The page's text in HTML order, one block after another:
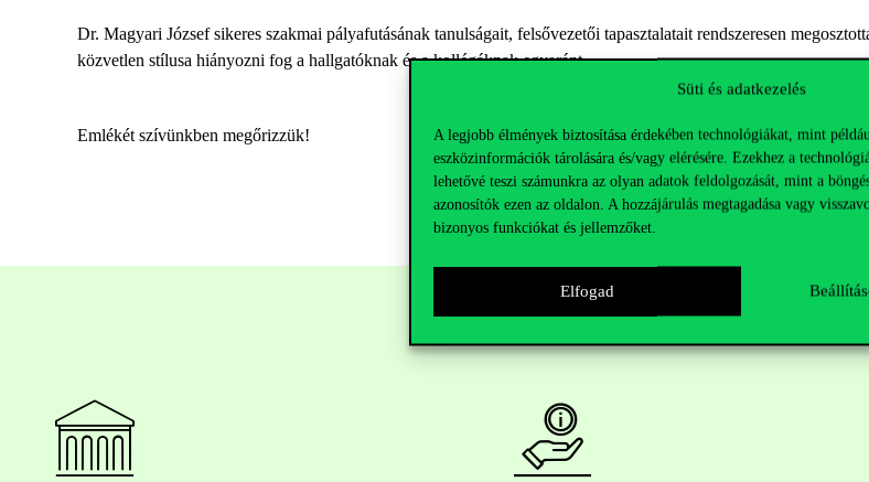
Süti és adatkezelés
A legjobb élmények biztosítása érdekében technológiákat, mint
eszközinformációk tárolására és/vagy elérésére. Ezekhez a
lehetővé teszi számunkra az olyan adatok feldolgozását, mint a
azonosítók ezen az oldalon. A hozzájárulás megtagadása vagy
bizonyos funkciókat és jellemzőket.
Elfogad
Dr. Magyari József sikeres szakmai pályafutásának tanulságait, felsővezetői tapasztalatait rendszeresen
közvetlen stílusa hiányozni fog a hallgatóknak és a kollégáknak egyaránt.
Emlékét szívünkben megőrizzük!